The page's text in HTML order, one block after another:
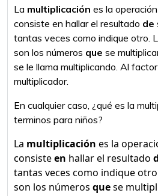
La multiplicación es la
consiste en hallar el resultado de
tantas veces como indique otro.
son los números que se
se le llama multiplicando. Al
multiplicador.
En cualquier caso, ¿qué es la
terminos para niños?
La multiplicación es la
consisteen hallar el resultado
tantas veces como indique
son los números quese